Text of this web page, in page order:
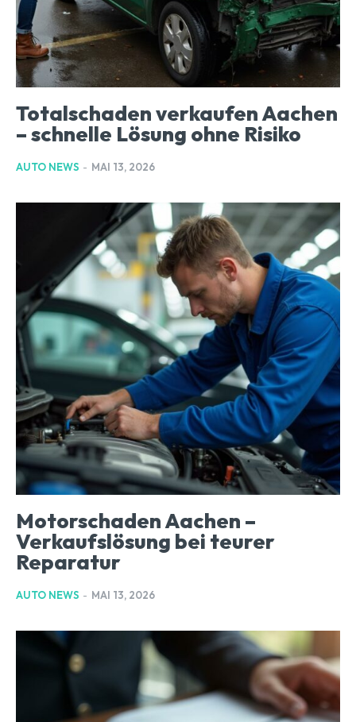
Totalschaden verkaufen Aachen
– schnelle Lösung ohne Risiko
AUTO NEWS - MAI 13, 2026
Motorschaden Aachen –
Verkaufslösung bei teurer
Reparatur
AUTO NEWS - MAI 13, 2026